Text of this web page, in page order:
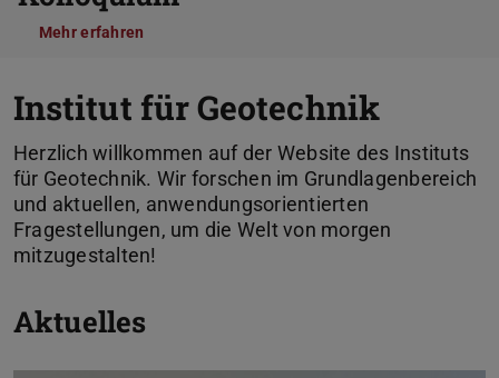
Mehr erfahren
Institut für Geotechnik
Herzlich willkommen auf der Website des Instituts
für Geotechnik. Wir forschen im Grundlagenbereich
und aktuellen, anwendungsorientierten
Fragestellungen, um die Welt von morgen
mitzugestalten!
Aktuelles